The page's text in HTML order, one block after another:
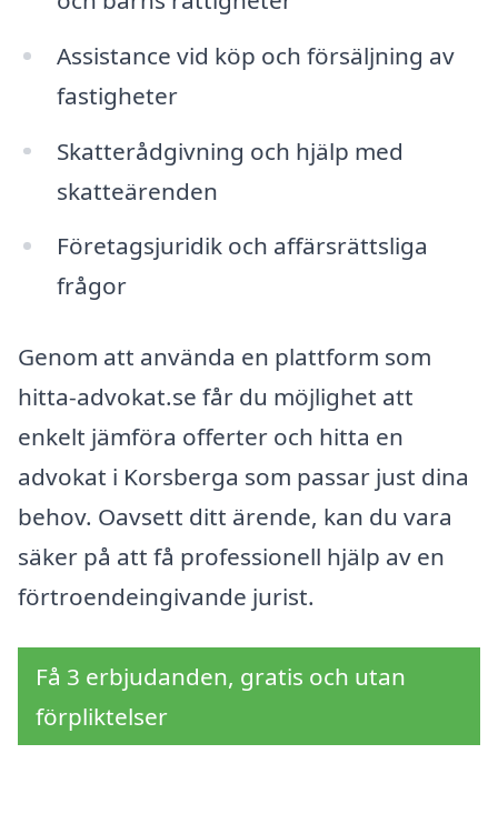
Assistance vid köp och försäljning av
fastigheter
Skatterådgivning och hjälp med
skatteärenden
Företagsjuridik och affärsrättsliga
frågor
Genom att använda en plattform som
hitta-advokat.se får du möjlighet att
enkelt jämföra offerter och hitta en
advokat i Korsberga som passar just dina
behov. Oavsett ditt ärende, kan du vara
säker på att få professionell hjälp av en
förtroendeingivande jurist.
Få 3 erbjudanden, gratis och utan
förpliktelser